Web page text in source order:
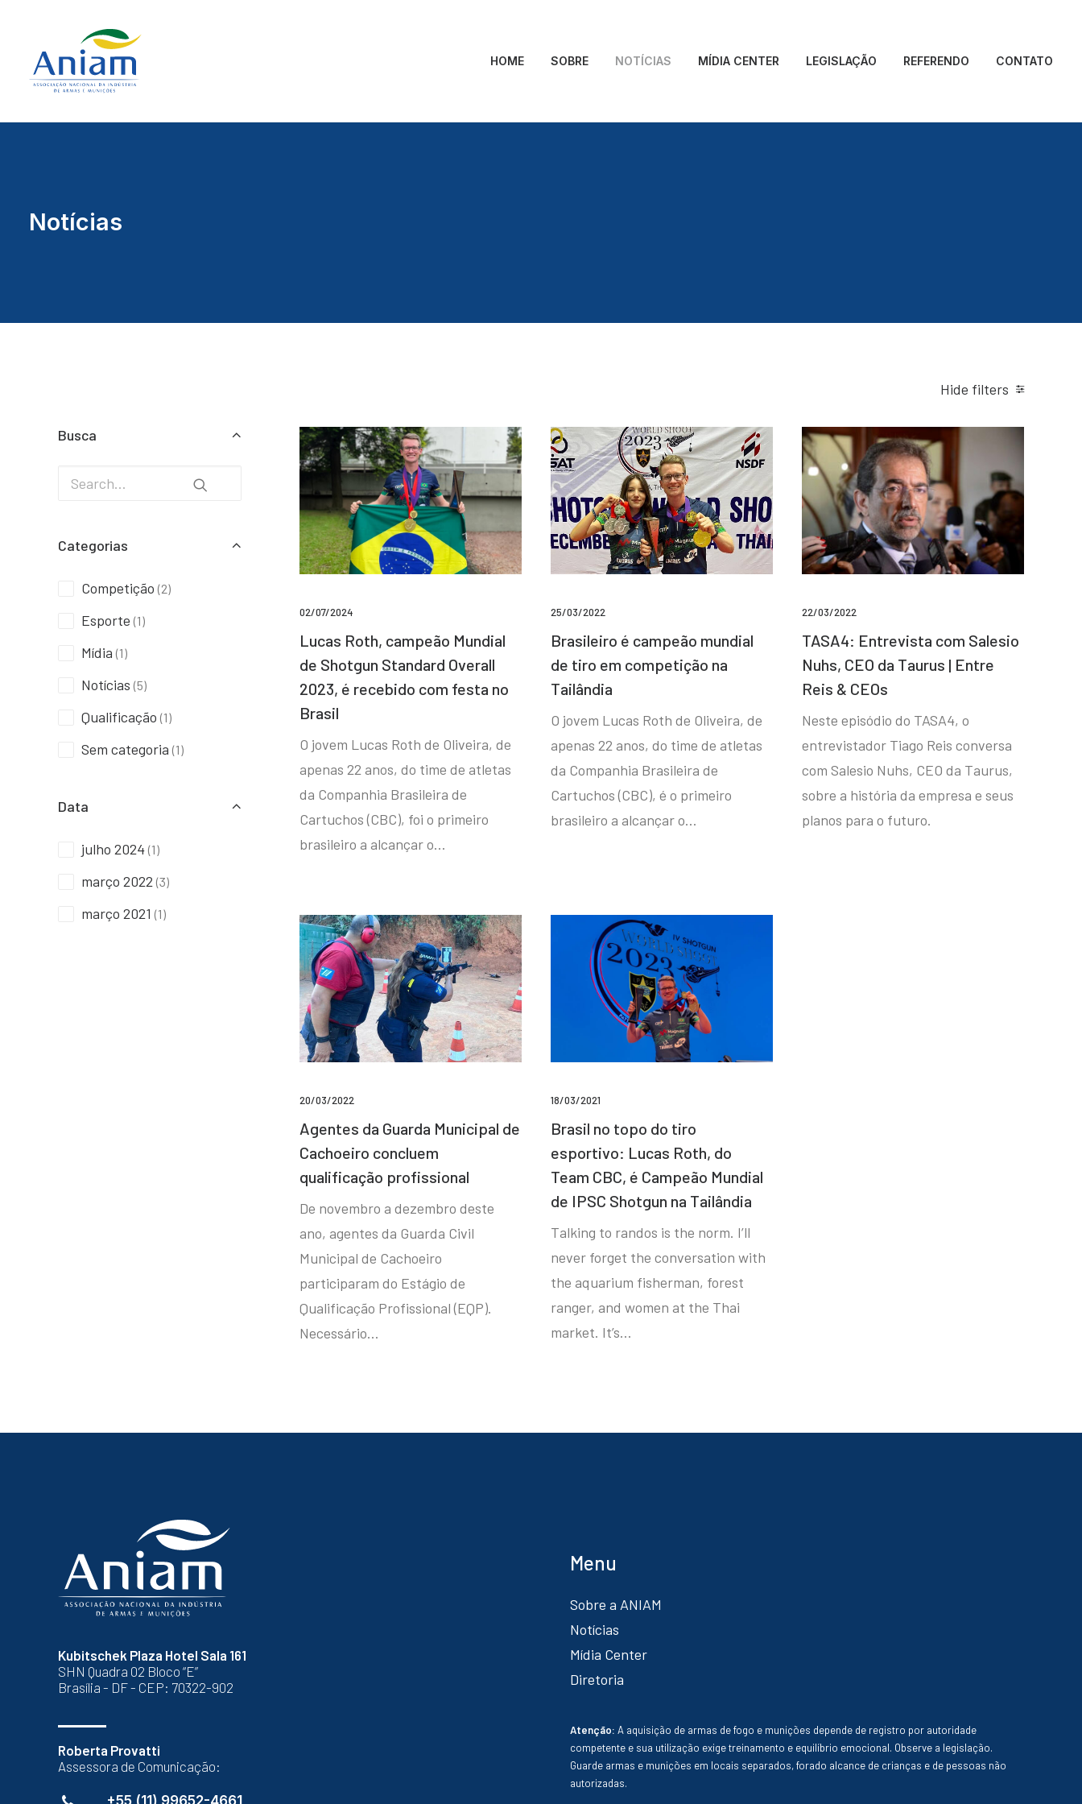
HOME SOBRE NOTÍCIAS MÍDIA CENTER LEGISLAÇÃO REFERENDO CONTATO
Notícias
Hide filters
Busca
Categorias
Competição (2)
Esporte (1)
Mídia (1)
Notícias (5)
Qualificação (1)
Sem categoria (1)
Data
julho 2024 (1)
março 2022 (3)
março 2021 (1)
02/07/2024
Lucas Roth, campeão Mundial
de Shotgun Standard Overall
2023, é recebido com festa no
Brasil
O jovem Lucas Roth de Oliveira, de
apenas 22 anos, do time de atletas
da Companhia Brasileira de
Cartuchos (CBC), foi o primeiro
brasileiro a alcançar o…
25/03/2022
Brasileiro é campeão mundial
de tiro em competição na
Tailândia
O jovem Lucas Roth de Oliveira, de
apenas 22 anos, do time de atletas
da Companhia Brasileira de
Cartuchos (CBC), é o primeiro
brasileiro a alcançar o…
22/03/2022
TASA4: Entrevista com Salesio
Nuhs, CEO da Taurus | Entre
Reis & CEOs
Neste episódio do TASA4, o
entrevistador Tiago Reis conversa
com Salesio Nuhs, CEO da Taurus,
sobre a história da empresa e seus
planos para o futuro.
20/03/2022
Agentes da Guarda Municipal de
Cachoeiro concluem
qualificação profissional
De novembro a dezembro deste
ano, agentes da Guarda Civil
Municipal de Cachoeiro
participaram do Estágio de
Qualificação Profissional (EQP).
Necessário…
18/03/2021
Brasil no topo do tiro
esportivo: Lucas Roth, do
Team CBC, é Campeão Mundial
de IPSC Shotgun na Tailândia
Talking to randos is the norm. I’ll
never forget the conversation with
the aquarium fisherman, forest
ranger, and women at the Thai
market. It’s…
Kubitschek Plaza Hotel Sala 161
SHN Quadra 02 Bloco “E”
Brasília - DF - CEP: 70322-902
Roberta Provatti
Assessora de Comunicação:
+55 (11) 99652-4661
Menu
Sobre a ANIAM
Notícias
Mídia Center
Diretoria
Atenção: A aquisição de armas de fogo e munições depende de registro por autoridade
competente e sua utilização exige treinamento e equilíbrio emocional. Observe a legislação.
Guarde armas e munições em locais separados, forado alcance de crianças e de pessoas não
autorizadas.